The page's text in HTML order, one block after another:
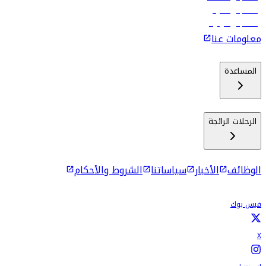
رحلات إلى ماليه
رحلات إلى كولومبو
معلومات عنا
المساعدة
الرحلات الرائجة
الوظائف الأخبار سياساتنا الشروط والأحكام
فيس بوك
X